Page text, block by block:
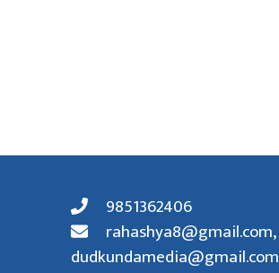
9851362406
rahashya8@gmail.com,
dudkundamedia@gmail.com